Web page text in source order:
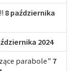
8 października
2024
parabole” 7